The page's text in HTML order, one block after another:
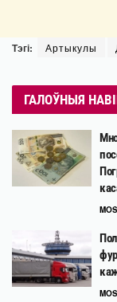
Тэгі: Артыкулы
ГАЛОЎНЫЯ